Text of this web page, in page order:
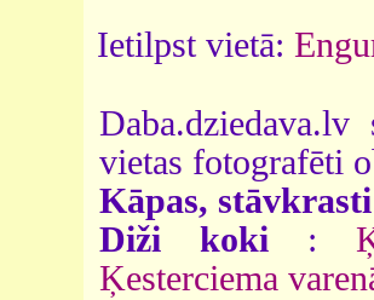
Ietilpst vietā:
vietas fotografēti
Kāpas, stāvkrasti
Diži koki :
Ķesterciema